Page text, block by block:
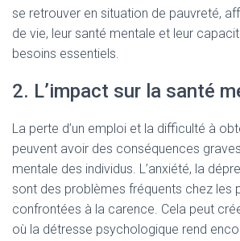
se retrouver en situation de pauvreté,
de vie, leur santé mentale et leur
besoins essentiels.
2. L’impact sur la santé
La perte d’un emploi et la difficulté à
peuvent avoir des conséquences
mentale des individus. L’anxiété, la
sont des problèmes fréquents chez les
confrontées à la carence. Cela peut
où la détresse psychologique rend